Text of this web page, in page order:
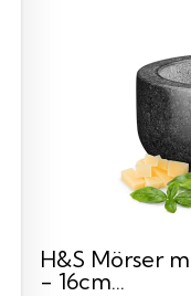
H&S Mörser
- 16cm...